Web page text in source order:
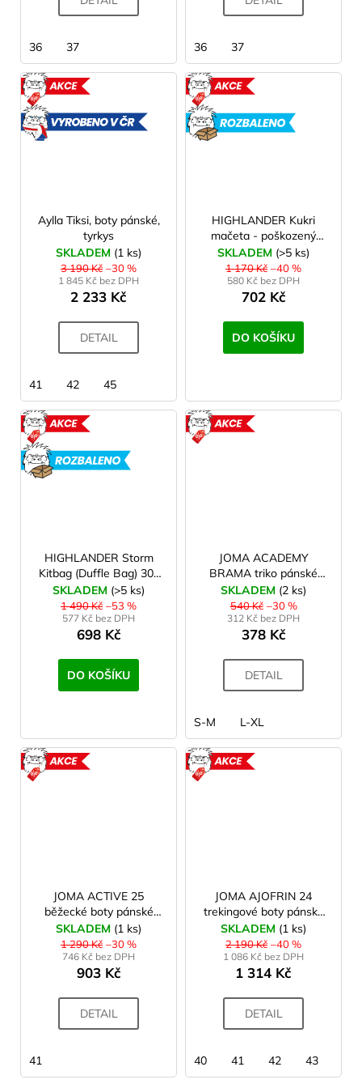
36 37 36 37
VYROBENO
Aylla Tiksi, boty pánské,
tyrkys
SKLADEM (1 ks)
3 190 Kč –30 %
1 845 Kč bez DPH
2 233 Kč
DETAIL
41 42 45
HIGHLANDER Kukri
mačeta - poškozený
obal (blistr)
SKLADEM (>5 ks)
1 170 Kč –40 %
580 Kč bez DPH
702 Kč
DO KOŠÍKU
HIGHLANDER Storm
Kitbag (Duffle Bag) 30 l
Taška oranžová II. jakost
SKLADEM (>5 ks)
1 490 Kč –53 %
577 Kč bez DPH
698 Kč
DO KOŠÍKU
JOMA ACADEMY
BRAMA triko pánské
černé
SKLADEM (2 ks)
540 Kč –30 %
312 Kč bez DPH
378 Kč
DETAIL
S-M L-XL
JOMA ACTIVE 25
běžecké boty pánské
black
SKLADEM (1 ks)
1 290 Kč –30 %
746 Kč bez DPH
903 Kč
DETAIL
41
JOMA AJOFRIN 24
trekingové boty pánské
camel
SKLADEM (1 ks)
2 190 Kč –40 %
1 086 Kč bez DPH
1 314 Kč
DETAIL
40 41 42 43